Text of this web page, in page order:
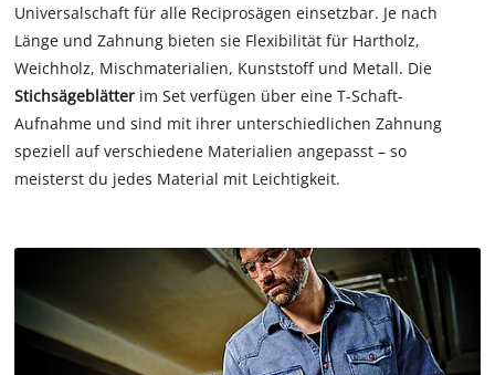
Universalschaft für alle Reciprosägen einsetzbar. Je nach
Länge und Zahnung bieten sie Flexibilität für Hartholz,
Weichholz, Mischmaterialien, Kunststoff und Metall. Die
Stichsägeblätter im Set verfügen über eine T-Schaft-
Aufnahme und sind mit ihrer unterschiedlichen Zahnung
speziell auf verschiedene Materialien angepasst – so
meisterst du jedes Material mit Leichtigkeit.